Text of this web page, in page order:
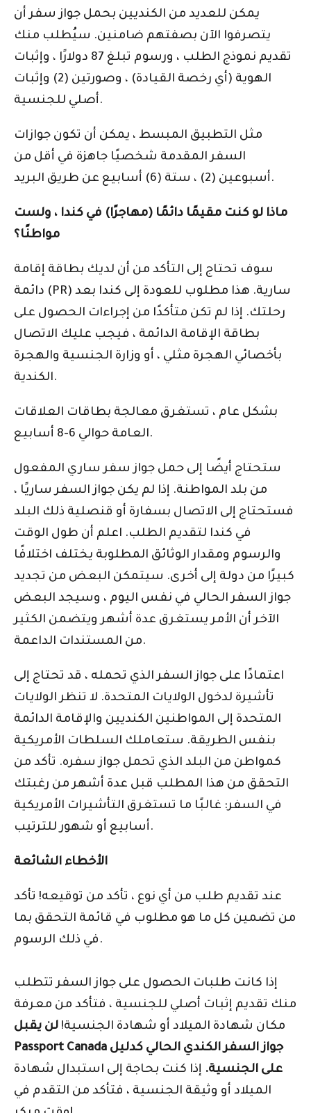
يمكن للعديد من الكنديين بحمل جواز سفر أن
يتصرفوا الآن بصفتهم ضامنين. سيُطلب منك
تقديم نموذج الطلب ، ورسوم تبلغ 87 دولارًا ، وإثبات
الهوية (أي رخصة القيادة) ، وصورتين (2) وإثبات
أصلي للجنسية.
مثل التطبيق المبسط ، يمكن أن تكون جوازات
السفر المقدمة شخصيًا جاهزة في أقل من
أسبوعين (2) ، ستة (6) أسابيع عن طريق البريد.
ماذا لو كنت مقيمًا دائمًا (مهاجرًا) في كندا ، ولست
مواطنًا؟
سوف تحتاج إلى التأكد من أن لديك بطاقة إقامة
دائمة (PR) سارية. هذا مطلوب للعودة إلى كندا بعد
رحلتك. إذا لم تكن متأكدًا من إجراءات الحصول على
بطاقة الإقامة الدائمة ، فيجب عليك الاتصال
بأخصائي الهجرة مثلي ، أو وزارة الجنسية والهجرة
الكندية.
بشكل عام ، تستغرق معالجة بطاقات العلاقات
العامة حوالي 6-8 أسابيع.
ستحتاج أيضًا إلى حمل جواز سفر ساري المفعول
من بلد المواطنة. إذا لم يكن جواز السفر ساريًا ،
فستحتاج إلى الاتصال بسفارة أو قنصلية ذلك البلد
في كندا لتقديم الطلب. اعلم أن طول الوقت
والرسوم ومقدار الوثائق المطلوبة يختلف اختلافًا
كبيرًا من دولة إلى أخرى. سيتمكن البعض من تجديد
جواز السفر الحالي في نفس اليوم ، وسيجد البعض
الآخر أن الأمر يستغرق عدة أشهر ويتضمن الكثير
من المستندات الداعمة.
اعتمادًا على جواز السفر الذي تحمله ، قد تحتاج إلى
تأشيرة لدخول الولايات المتحدة. لا تنظر الولايات
المتحدة إلى المواطنين الكنديين والإقامة الدائمة
بنفس الطريقة. ستعاملك السلطات الأمريكية
كمواطن من البلد الذي تحمل جواز سفره. تأكد من
التحقق من هذا المطلب قبل عدة أشهر من رغبتك
في السفر: غالبًا ما تستغرق التأشيرات الأمريكية
أسابيع أو شهور للترتيب.
الأخطاء الشائعة
عند تقديم طلب من أي نوع ، تأكد من توقيعه! تأكد
من تضمين كل ما هو مطلوب في قائمة التحقق بما
في ذلك الرسوم.
إذا كانت طلبات الحصول على جواز السفر تتطلب
منك تقديم إثبات أصلي للجنسية ، فتأكد من معرفة
مكان شهادة الميلاد أو شهادة الجنسية! لن يقبل
Passport Canada جواز السفر الكندي الحالي كدليل
على الجنسية. إذا كنت بحاجة إلى استبدال شهادة
الميلاد أو وثيقة الجنسية ، فتأكد من التقدم في